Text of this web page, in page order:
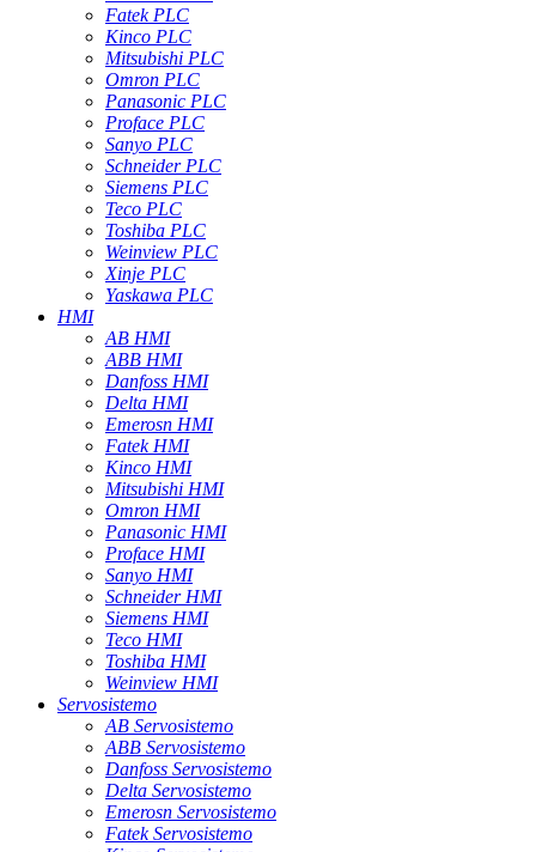
Fatek PLC
Kinco PLC
Mitsubishi PLC
Omron PLC
Panasonic PLC
Proface PLC
Sanyo PLC
Schneider PLC
Siemens PLC
Teco PLC
Toshiba PLC
Weinview PLC
Xinje PLC
Yaskawa PLC
HMI
AB HMI
ABB HMI
Danfoss HMI
Delta HMI
Emerosn HMI
Fatek HMI
Kinco HMI
Mitsubishi HMI
Omron HMI
Panasonic HMI
Proface HMI
Sanyo HMI
Schneider HMI
Siemens HMI
Teco HMI
Toshiba HMI
Weinview HMI
Servosistemo
AB Servosistemo
ABB Servosistemo
Danfoss Servosistemo
Delta Servosistemo
Emerosn Servosistemo
Fatek Servosistemo